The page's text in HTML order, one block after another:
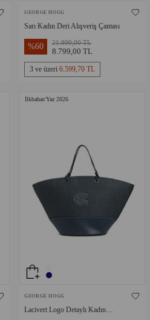
GEORGE HOGG
Sarı Kadın Deri Alışveriş Çantası
%60 21.999,00 TL
8.799,00 TL
3 ve üzeri 6.599,70 TL
İlkbahar/Yaz 2026
GEORGE HOGG
Lacivert Logo Detaylı Kadın